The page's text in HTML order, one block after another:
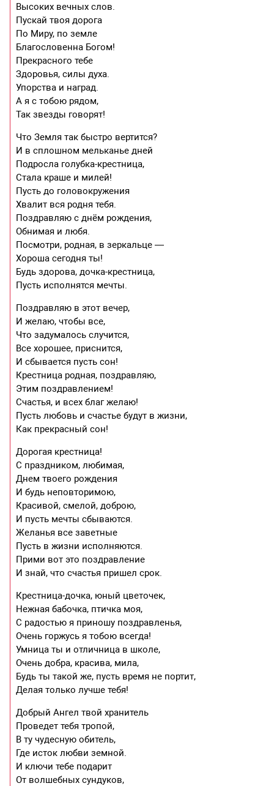
Высоких вечных слов.
Пускай твоя дорога
По Миру, по земле
Благословенна Богом!
Прекрасного тебе
Здоровья, силы духа.
Упорства и наград.
А я с тобою рядом,
Так звезды говорят!
Что Земля так быстро вертится?
И в сплошном мельканье дней
Подросла голубка-крестница,
Стала краше и милей!
Пусть до головокружения
Хвалит вся родня тебя.
Поздравляю с днём рождения,
Обнимая и любя.
Посмотри, родная, в зеркальце —
Хороша сегодня ты!
Будь здорова, дочка-крестница,
Пусть исполнятся мечты.
Поздравляю в этот вечер,
И желаю, чтобы все,
Что задумалось случится,
Все хорошее, приснится,
И сбывается пусть сон!
Крестница родная, поздравляю,
Этим поздравлением!
Счастья, и всех благ желаю!
Пусть любовь и счастье будут в жизни,
Как прекрасный сон!
Дорогая крестница!
С праздником, любимая,
Днем твоего рождения
И будь неповторимою,
Красивой, смелой, доброю,
И пусть мечты сбываются.
Желанья все заветные
Пусть в жизни исполняются.
Прими вот это поздравление
И знай, что счастья пришел срок.
Крестница-дочка, юный цветочек,
Нежная бабочка, птичка моя,
С радостью я приношу поздравленья,
Очень горжусь я тобою всегда!
Умница ты и отличница в школе,
Очень добра, красива, мила,
Будь ты такой же, пусть время не портит,
Делая только лучше тебя!
Добрый Ангел твой хранитель
Проведет тебя тропой,
В ту чудесную обитель,
Где исток любви земной.
И ключи тебе подарит
От волшебных сундуков,